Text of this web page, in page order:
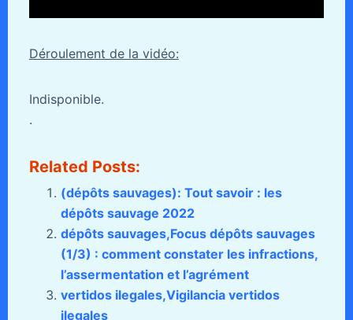
Déroulement de la vidéo:
Indisponible.
.
Related Posts:
(dépôts sauvages): Tout savoir : les
dépôts sauvage 2022
dépôts sauvages,Focus dépôts sauvages
(1/3) : comment constater les infractions,
l’assermentation et l’agrément
vertidos ilegales,Vigilancia vertidos
ilegales